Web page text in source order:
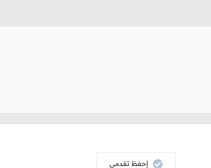
إحفظ تقدمي